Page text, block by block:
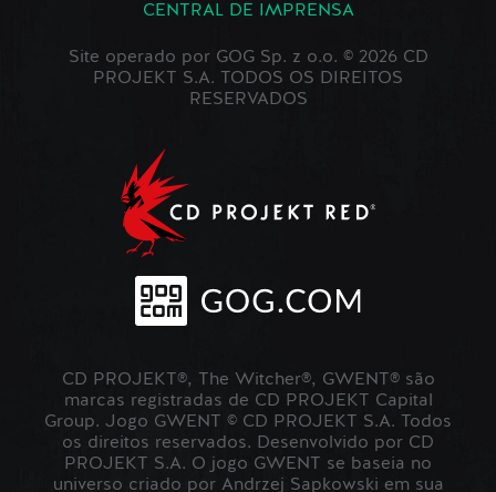
CENTRAL DE IMPRENSA
Site operado por GOG Sp. z o.o. © 2026 CD
PROJEKT S.A. TODOS OS DIREITOS
RESERVADOS
CD PROJEKT®, The Witcher®, GWENT® são
marcas registradas de CD PROJEKT Capital
Group. Jogo GWENT © CD PROJEKT S.A. Todos
os direitos reservados. Desenvolvido por CD
PROJEKT S.A. O jogo GWENT se baseia no
universo criado por Andrzej Sapkowski em sua